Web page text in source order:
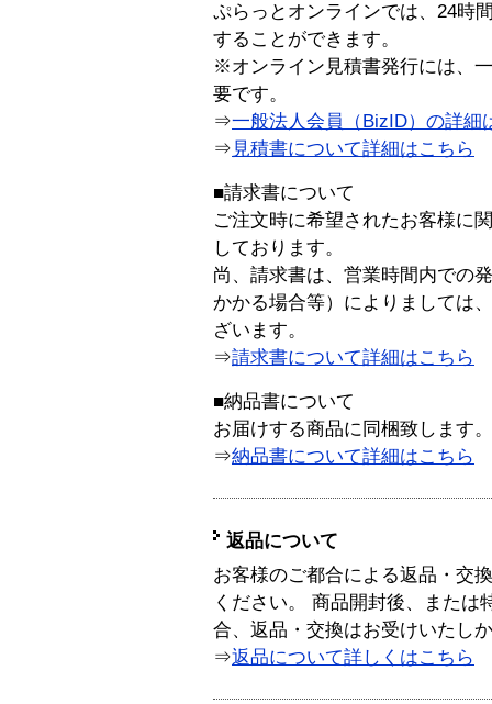
ぷらっとオンラインでは、24時
することができます。
※オンライン見積書発行には、
要です。
⇒一般法人会員（BizID）の詳細
⇒ 見積書について詳細はこちら
■請求書について
ご注文時に希望されたお客様に
しております。
尚、請求書は、営業時間内での
かかる場合等）によりましては
ざいます。
⇒請求書について詳細はこちら
■納品書について
お届けする商品に同梱致します。
⇒納品書について詳細はこちら
返品について
お客様のご都合による返品・交
ください。 商品開封後、または
合、返品・交換はお受けいたし
⇒返品について詳しくはこちら